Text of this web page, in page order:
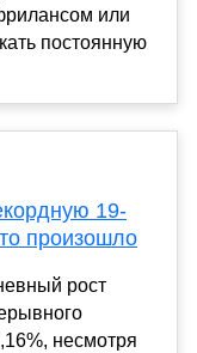
или
постоянную
19-
произошло
рост
несмотря